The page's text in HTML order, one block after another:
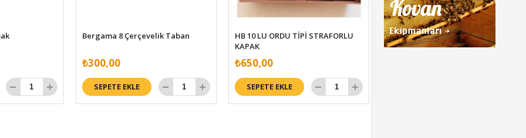
Bergama 8 Çerçevelik Taban
₺300,00
SEPETE EKLE
HB 10 LU ORDU TİPİ STRAFORLU
KAPAK
₺650,00
SEPETE EKLE
APİMAYE K TİPİ TABAN